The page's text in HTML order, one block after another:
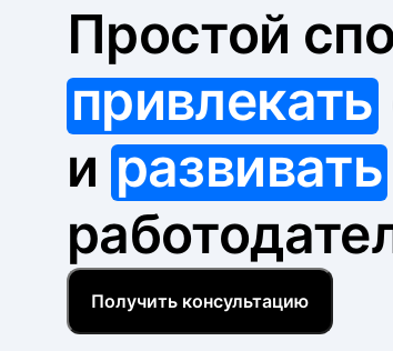
Простой
привлекать
и развивать
Получить консультацию